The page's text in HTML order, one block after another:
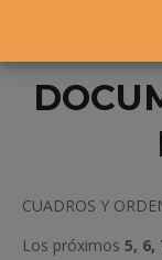
CUADROS Y
Los próximos 5, 6,